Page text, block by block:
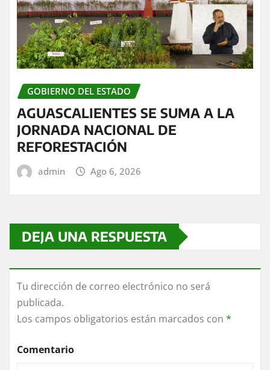
GOBIERNO DEL ESTADO
AGUASCALIENTES SE SUMA A LA
JORNADA NACIONAL DE
REFORESTACIÓN
admin Ago 6, 2026
DEJA UNA RESPUESTA
Tu dirección de correo electrónico no será
publicada.
Los campos obligatorios están marcados con *
Comentario